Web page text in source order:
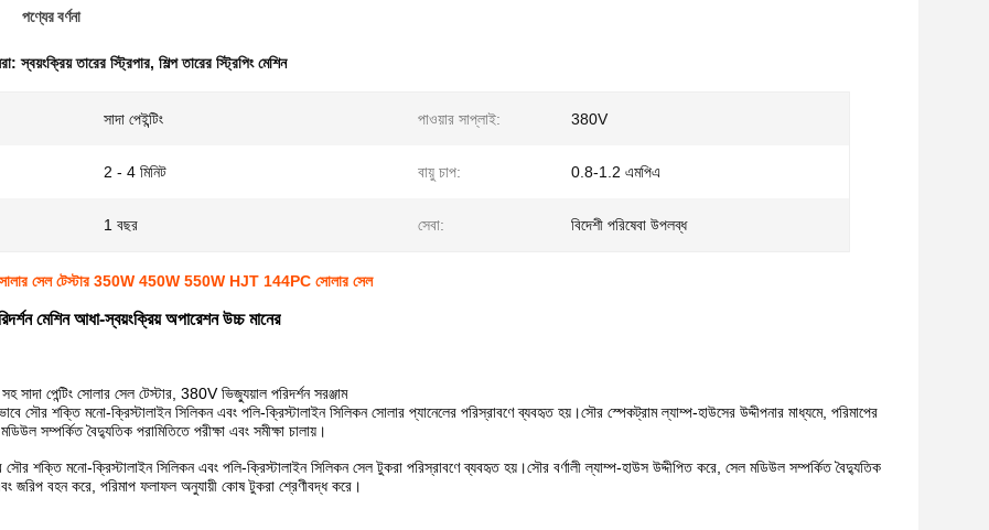
পণ্যের বর্ণনা
স্বয়ংক্রিয় তারের স্ট্রিপার, শিল্প তারের স্ট্রিপিং মেশিন
সাদা পেইন্টিং পাওয়ার সাপ্লাই: 380V
2 - 4 মিনিট বায়ু চাপ: 0.8-1.2 এমপিএ
1 বছর সেবা: বিদেশী পরিষেবা উপলব্ধ
সোলার সেল টেস্টার 350W 450W 550W HJT 144PC সোলার সেল
মেশিন আধা-স্বয়ংক্রিয় অপারেশন উচ্চ মানের
সাদা পেন্টিং সোলার সেল টেস্টার, 380V ভিজ্যুয়াল পরিদর্শন সরঞ্জাম
সৌর শক্তি মনো-ক্রিস্টালাইন সিলিকন এবং পলি-ক্রিস্টালাইন সিলিকন সোলার প্যানেলের পরিস্রাবণে ব্যবহৃত হয়।সৌর স্পেকট্রাম ল্যাম্প-হাউসের উদ্দীপনার মাধ্যমে, পরিমাপের
সম্পর্কিত বৈদ্যুতিক পরামিতিতে পরীক্ষা এবং সমীক্ষা চালায়।
সৌর শক্তি মনো-ক্রিস্টালাইন সিলিকন এবং পলি-ক্রিস্টালাইন সিলিকন সেল টুকরা পরিস্রাবণে ব্যবহৃত হয়।সৌর বর্ণালী ল্যাম্প-হাউস উদ্দীপিত করে, সেল মডিউল সম্পর্কিত বৈদ্যুতিক
জরিপ বহন করে, পরিমাপ ফলাফল অনুযায়ী কোষ টুকরা শ্রেণীবদ্ধ করে।